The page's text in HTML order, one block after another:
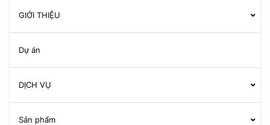
GIỚI THIỆU
Dự án
DỊCH VỤ
Sản phẩm